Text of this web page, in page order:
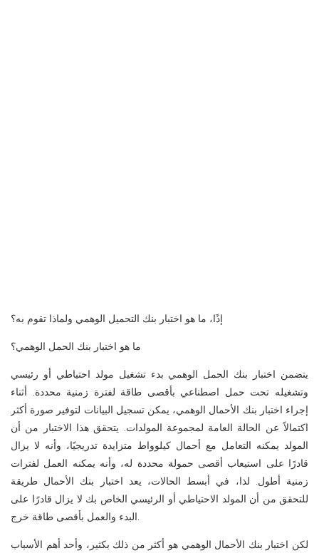
إذًا، ما هو اختبار بنك التحميل الوهمي ولماذا تقوم به؟
ما هو اختبار بنك الحمل الوهمي؟
يتضمن اختبار بنك الحمل الوهمي بدء تشغيل مولد احتياطي أو رئيسي
وتشغيله تحت حمل اصطناعي بأقصى طاقة لفترة زمنية محددة. أثناء
إجراء اختبار بنك الأحمال الوهمي، يمكن تسجيل البيانات لتوفير صورة أكثر
اكتمالاً عن الحالة العامة لمجموعة المولدات. يتحقق هذا الاختبار من أن
المولد يمكنه التعامل مع أحمال كيلوواط متزايدة تدريجيًا، وأنه لا يزال
قادرًا على استيعاب أقصى حمولة محددة له، وأنه يمكنه العمل لفترات
زمنية أطول. لذا، في أبسط الحالات، يعد اختبار بنك الأحمال طريقة
للتحقق من أن المولد الاحتياطي أو الرئيسي الخاص بك لا يزال قادرًا على
البدء والعمل بأقصى طاقة خرج.
لكن اختبار بنك الأحمال الوهمي هو أكثر من ذلك بكثير، وأحد أهم الأسباب